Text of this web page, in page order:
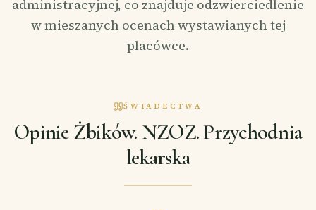
administracyjnej, co znajduje odzwierciedlenie
w mieszanych ocenach wystawianych tej
placówce.
ŚWIADECTWA
Opinie Żbików. NZOZ. Przychodnia
lekarska